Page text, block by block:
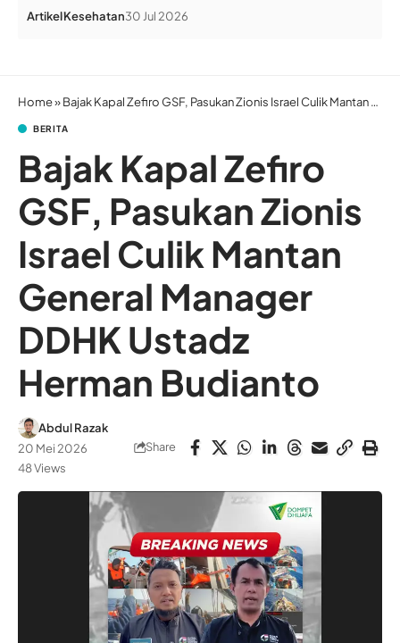
ArtikelKesehatan30 Jul 2026
Home»Bajak Kapal Zefiro GSF, Pasukan Zionis Israel Culik Mantan General Manager DDHK Ustadz Herman Budianto
BERITA
Bajak Kapal Zefiro
GSF, Pasukan Zionis
Israel Culik Mantan
General Manager
DDHK Ustadz
Herman Budianto
Abdul Razak
20 Mei 2026
48 Views
Share